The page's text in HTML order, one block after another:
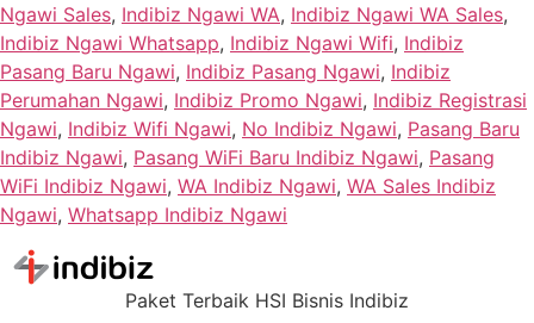
Ngawi Sales, Indibiz Ngawi WA, Indibiz Ngawi WA Sales,
Indibiz Ngawi Whatsapp, Indibiz Ngawi Wifi, Indibiz
Pasang Baru Ngawi, Indibiz Pasang Ngawi, Indibiz
Perumahan Ngawi, Indibiz Promo Ngawi, Indibiz Registrasi
Ngawi, Indibiz Wifi Ngawi, No Indibiz Ngawi, Pasang Baru
Indibiz Ngawi, Pasang WiFi Baru Indibiz Ngawi, Pasang
WiFi Indibiz Ngawi, WA Indibiz Ngawi, WA Sales Indibiz
Ngawi, Whatsapp Indibiz Ngawi
Paket Terbaik HSI Bisnis Indibiz